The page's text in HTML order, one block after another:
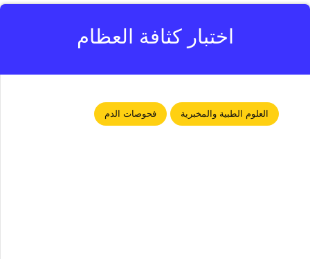
اختبار كثافة العظام
العلوم الطبية والمخبرية فحوصات الدم